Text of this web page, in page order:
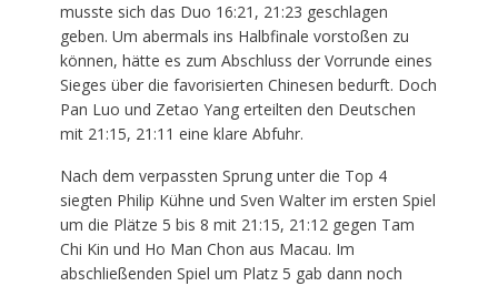
musste sich das Duo 16:21, 21:23 geschlagen
geben. Um abermals ins Halbfinale vorstoßen zu
können, hätte es zum Abschluss der Vorrunde eines
Sieges über die favorisierten Chinesen bedurft. Doch
Pan Luo und Zetao Yang erteilten den Deutschen
mit 21:15, 21:11 eine klare Abfuhr.
Nach dem verpassten Sprung unter die Top 4
siegten Philip Kühne und Sven Walter im ersten Spiel
um die Plätze 5 bis 8 mit 21:15, 21:12 gegen Tam
Chi Kin und Ho Man Chon aus Macau. Im
abschließenden Spiel um Platz 5 gab dann noch